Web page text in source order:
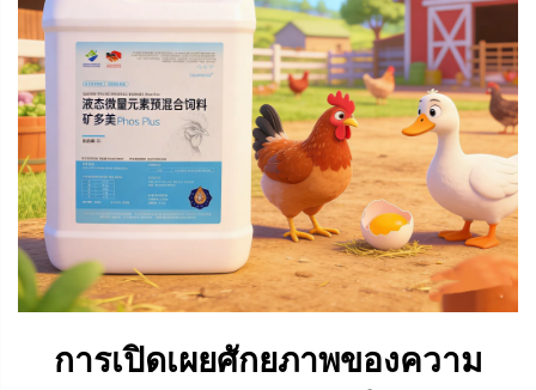
การเปิดเผยศักยภาพของความ